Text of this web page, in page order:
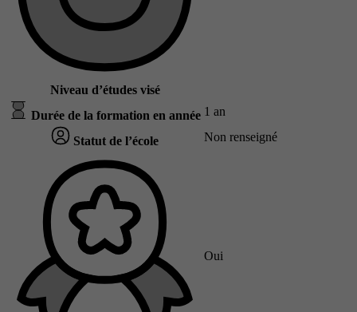
Niveau d’études visé
Durée de la formation en année 1 an
Statut de l’école Non renseigné
Oui